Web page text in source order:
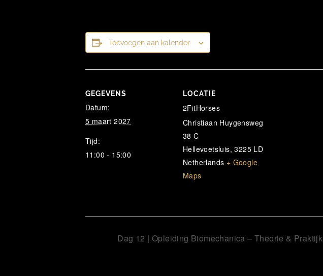
Toevoegen aan kalender
GEGEVENS
Datum:
5 maart 2027
Tijd:
11:00 - 15:00
LOCATIE
2FitHorses
Christiaan Huygensweg
38 C
Hellevoetsluis, 3225 LD
Netherlands + Google
Maps
Dag 12 | Opleiding Biomechanica – Theorie & Praktijk